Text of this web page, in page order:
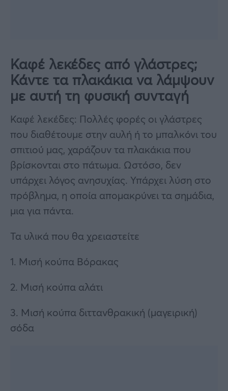
Καφέ λεκέδες από γλάστρες;
Κάντε τα πλακάκια να λάμψουν
με αυτή τη φυσική συνταγή
Καφέ λεκέδες: Πολλές φορές οι γλάστρες
που διαθέτουμε στην αυλή ή το μπαλκόνι του
σπιτιού μας, χαράζουν τα πλακάκια που
βρίσκονται στο πάτωμα. Ωστόσο, δεν
υπάρχει λόγος ανησυχίας. Υπάρχει λύση στο
πρόβλημα, η οποία απομακρύνει τα σημάδια,
μια για πάντα.
Τα υλικά που θα χρειαστείτε
1. Μισή κούπα Βόρακας
2. Μισή κούπα αλάτι
3. Μισή κούπα διττανθρακική (μαγειρική)
σόδα